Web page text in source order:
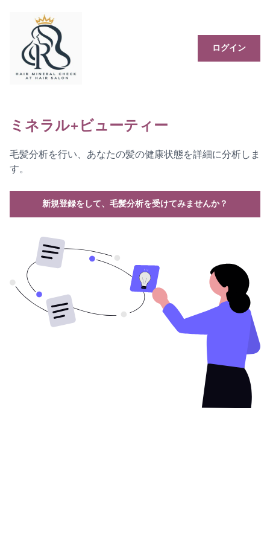
ログイン
ミネラル+ビューティー
毛髪分析を行い、あなたの髪の健康状態を詳細に分析しま
す。
新規登録をして、毛髪分析を受けてみませんか？